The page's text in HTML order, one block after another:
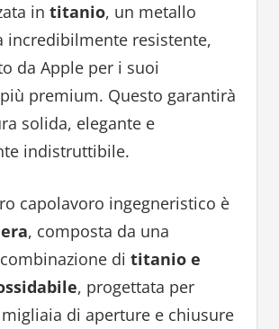
in titanio, un metallo
incredibilmente resistente,
da Apple per i suoi
premium. Questo garantirà
solida, elegante e
indistruttibile.
capolavoro ingegneristico è
, composta da una
di titanio e
, progettata per
di aperture e chiusure